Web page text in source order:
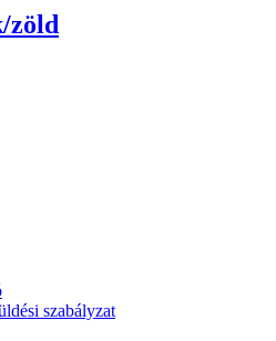
zöld
szabályzat